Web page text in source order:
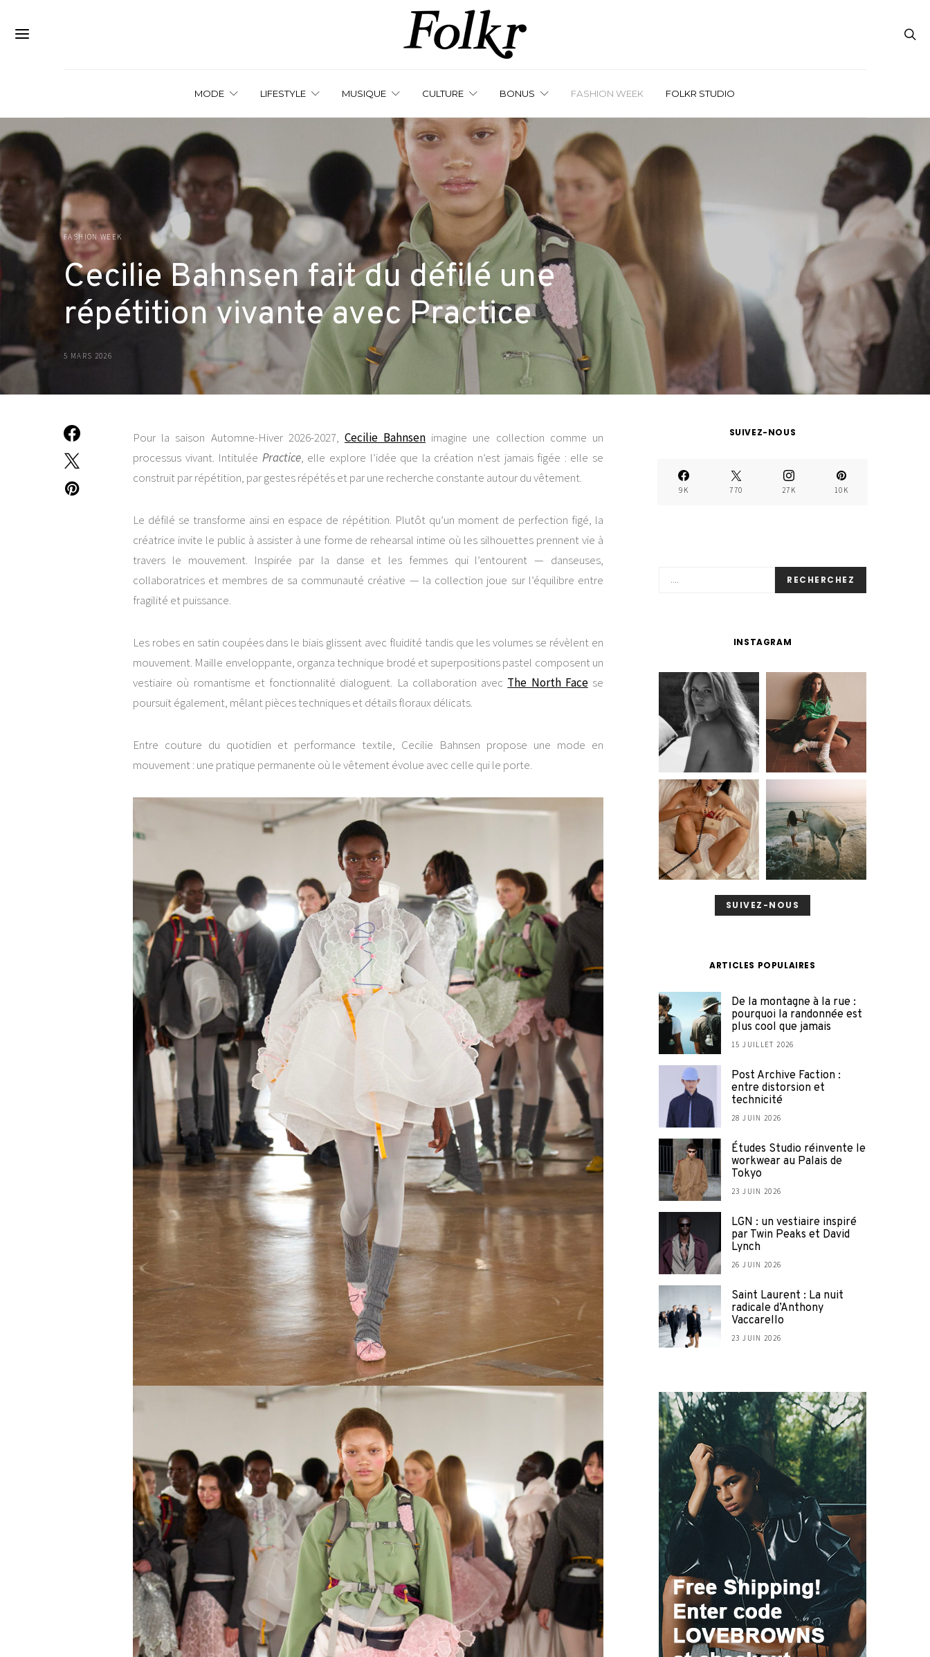
MODE LIFESTYLE MUSIQUE CULTURE BONUS FASHION WEEK FOLKR STUDIO
FASHION WEEK
Cecilie Bahnsen fait du défilé une
répétition vivante avec Practice
5 MARS 2026
Pour la saison Automne-Hiver 2026-2027, Cecilie Bahnsen imagine une collection comme un
processus vivant. Intitulée Practice, elle explore l’idée que la création n’est jamais figée : elle se
construit par répétition, par gestes répétés et par une recherche constante autour du vêtement.
Le défilé se transforme ainsi en espace de répétition. Plutôt qu’un moment de perfection figé, la
créatrice invite le public à assister à une forme de rehearsal intime où les silhouettes prennent vie à
travers le mouvement. Inspirée par la danse et les femmes qui l’entourent — danseuses,
collaboratrices et membres de sa communauté créative — la collection joue sur l’équilibre entre
fragilité et puissance.
Les robes en satin coupées dans le biais glissent avec fluidité tandis que les volumes se révèlent en
mouvement. Maille enveloppante, organza technique brodé et superpositions pastel composent un
vestiaire où romantisme et fonctionnalité dialoguent. La collaboration avec The North Facese
poursuit également, mêlant pièces techniques et détails floraux délicats.
Entre couture du quotidien et performance textile, Cecilie Bahnsen propose une mode en
mouvement : une pratique permanente où le vêtement évolue avec celle qui le porte.
SUIVEZ-NOUS
9K 770 27K 10K
RECHERCHEZ
INSTAGRAM
SUIVEZ-NOUS
ARTICLES POPULAIRES
De la montagne à la rue :
pourquoi la randonnée est
plus cool que jamais
15 JUILLET 2026
Post Archive Faction :
entre distorsion et
technicité
28 JUIN 2026
Études Studio réinvente le
workwear au Palais de
Tokyo
23 JUIN 2026
LGN : un vestiaire inspiré
par Twin Peaks et David
Lynch
26 JUIN 2026
Saint Laurent : La nuit
radicale d’Anthony
Vaccarello
23 JUIN 2026